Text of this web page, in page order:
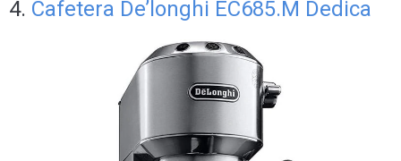
4. Cafetera De’longhi EC685.M Dedica